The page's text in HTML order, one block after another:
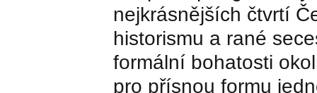
nejkrásnějších čtvrtí
historismu a rané
formální bohatosti
pro přísnou formu